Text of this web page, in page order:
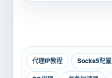
代理IP教程 Socks5配置